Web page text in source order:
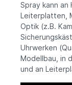
Spray kann
Leiterplatten,
Optik (z.B.
Uhrwerken
Modellbau, in
und an